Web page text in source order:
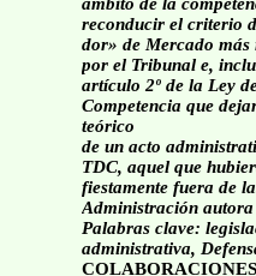
ámbito de la
reconducir el criterio
dor» de Mercado más
por el Tribunal e,
artículo 2º de la Ley
Competencia que
teórico
de un acto
TDC, aquel que
fiestamente fuera de
Administración autora
Palabras clave:
administrativa,
COLABORACIONES